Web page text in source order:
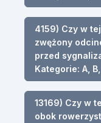
4159) Czy w
zwężony
przed
Kategorie: A, B,
13169) Czy w
obok